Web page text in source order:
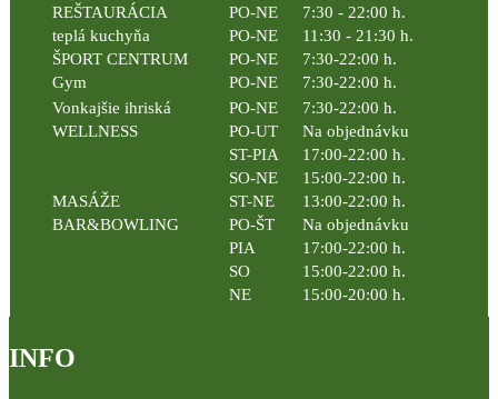
REŠTAURÁCIA
PO-NE
7:30 - 22:00 h.
teplá kuchyňa
PO-NE
11:30 - 21:30 h.
ŠPORT CENTRUM
PO-NE
7:30-22:00 h.
Gym
PO-NE
7:30-22:00 h.
Vonkajšie ihriská
PO-NE
7:30-22:00 h.
WELLNESS
PO-UT
Na objednávku
ST-PIA
17:00-22:00 h.
SO-NE
15:00-22:00 h.
MASÁŽE
ST-NE
13:00-22:00 h.
BAR&BOWLING
PO-ŠT
Na objednávku
PIA
17:00-22:00 h.
SO
15:00-22:00 h.
NE
15:00-20:00 h.
INFO